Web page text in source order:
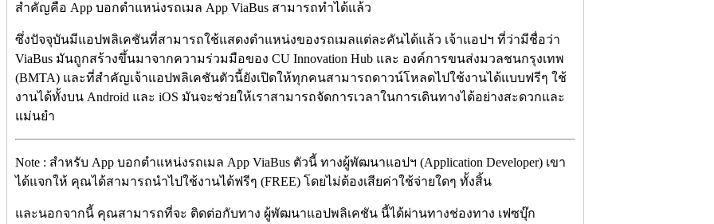
สำคัญคือ App บอกตำแหน่งรถเมล App ViaBus สามารถทำได้แล้ว
ซึ่งปัจจุบันมีแอปพลิเคชันที่สามารถใช้แสดงตำแหน่งของรถเมลแต่ละคันได้แล้ว เจ้าแอปฯ ที่ว่ามีชื่อว่า
ViaBus มันถูกสร้างขึ้นมาจากความร่วมมือของ CU Innovation Hub และ องค์การขนส่งมวลชนกรุงเทพ
(BMTA) และที่สำคัญเจ้าแอปพลิเคชันตัวนี้ยังเปิดให้ทุกคนสามารถดาวน์โหลดไปใช้งานได้แบบฟรีๆ ใช้
งานได้ทั้งบน Android และ iOS มันจะช่วยให้เราสามารถจัดการเวลาในการเดินทางได้อย่างสะดวกและ
แม่นยำ
Note : สำหรับ App บอกตำแหน่งรถเมล App ViaBus ตัวนี้ ทางผู้พัฒนาแอปฯ (Application Developer) เขา
ได้แจกให้ คุณได้สามารถนำไปใช้งานได้ฟรีๆ (FREE) โดยไม่ต้องเสียค่าใช้จ่ายใดๆ ทั้งสิ้น
และนอกจากนี้ คุณสามารถที่จะ ติดต่อกับทาง ผู้พัฒนาแอปพลิเคชัน นี้ได้ผ่านทางช่องทาง เฟซบุ๊ก